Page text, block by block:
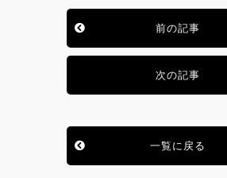
前の記事
次の記事
一覧に戻る